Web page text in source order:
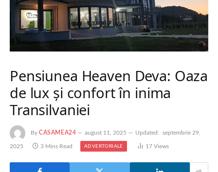
Pensiunea Heaven Deva: Oaza
de lux și confort în inima
Transilvaniei
By CASAMEA24 august 11, 2025 Updated: septembrie 29,
2025 3 Mins Read ADVERTORIALE 17 Views